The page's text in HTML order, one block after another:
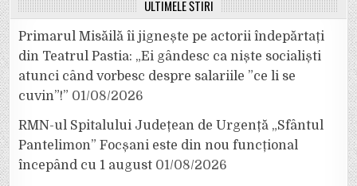
ULTIMELE ȘTIRI
Primarul Misăilă îi jignește pe actorii îndepărtați
din Teatrul Pastia: „Ei gândesc ca niște socialiști
atunci când vorbesc despre salariile ”ce li se
cuvin”!” 01/08/2026
RMN-ul Spitalului Județean de Urgență „Sfântul
Pantelimon” Focșani este din nou funcțional
începând cu 1 august 01/08/2026